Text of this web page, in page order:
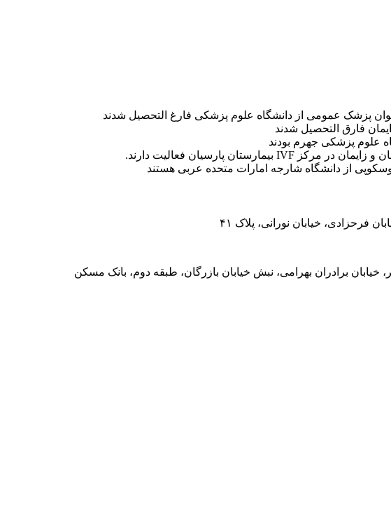
از دانشگاه شارجه امارات متحده عربی هستند
فرحزادی، خیابان نورانی، پلاک ۴۱
خیابان برادران بهرامی، نبش خیابان بازرگان، طبقه دوم، بانک مسکن